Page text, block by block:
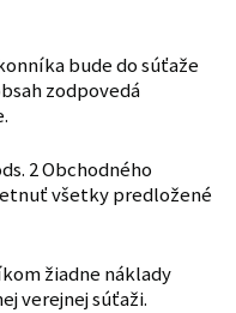
bude do súťaže
zodpovedá
2 Obchodného
všetky predložené
žiadne náklady
verejnej súťaži.